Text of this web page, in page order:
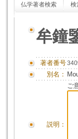
仏学著者検索 検
牟鐘
著者番号
別名：
説明：
ご